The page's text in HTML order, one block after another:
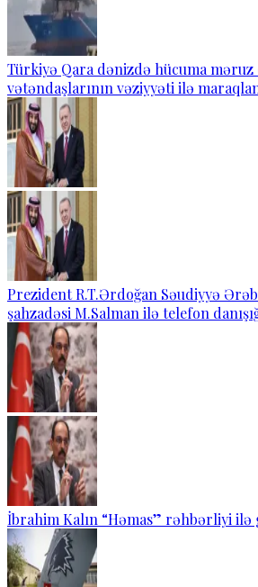
Türkiyə Qara dənizdə hücuma məruz
vətəndaşlarının vəziyyəti ilə
Prezident R.T.Ərdoğan Səudiyyə
şahzadəsi M.Salman ilə telefon
İbrahim Kalın “Həmas” rəhbərliyi ilə